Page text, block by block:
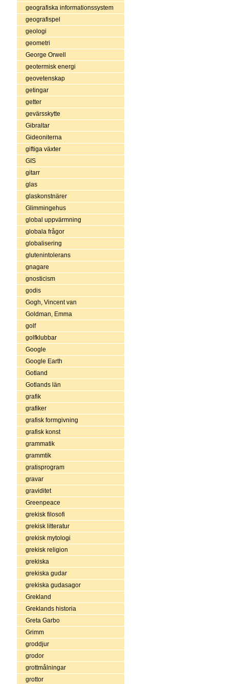
geografiska informationssystem
geografispel
geologi
geometri
George Orwell
geotermisk energi
geovetenskap
getingar
getter
gevärsskytte
Gibraltar
Gideoniterna
giftiga växter
GIS
gitarr
glas
glaskonstnärer
Glimmingehus
global uppvärmning
globala frågor
globalisering
glutenintolerans
gnagare
gnosticism
godis
Gogh, Vincent van
Goldman, Emma
golf
golfklubbar
Google
Google Earth
Gotland
Gotlands län
grafik
grafiker
grafisk formgivning
grafisk konst
grammatik
grammtik
gratisprogram
gravar
graviditet
Greenpeace
grekisk filosofi
grekisk litteratur
grekisk mytologi
grekisk religion
grekiska
grekiska gudar
grekiska gudasagor
Grekland
Greklands historia
Greta Garbo
Grimm
groddjur
grodor
grottmålningar
grottor